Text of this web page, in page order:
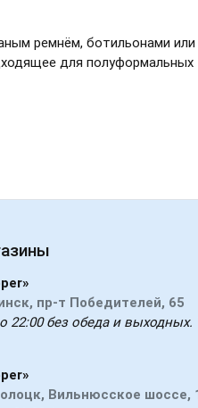
ремнём, ботильонами
для полуформальных
пр-т Победителей, 65
22:00 без обеда и выходных.
Вильнюсское шоссе,